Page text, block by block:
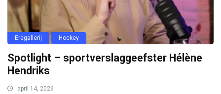
Eregallerij Hockey
Spotlight – sportverslaggeefster Hélène
Hendriks
april 14, 2026